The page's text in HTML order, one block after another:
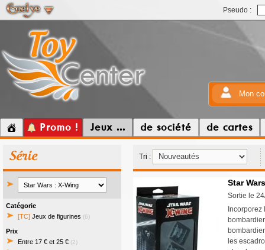
Pseudo :
Mon
Promo ! Jeux ... de société de cartes
Série
Catégorie
[TC] Jeux de figurines (6)
Prix
Entre 17 € et 25 € (2)
Tri :
Star
Sortie le
les